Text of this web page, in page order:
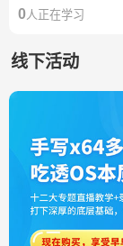
0 人正在学习
线下活动